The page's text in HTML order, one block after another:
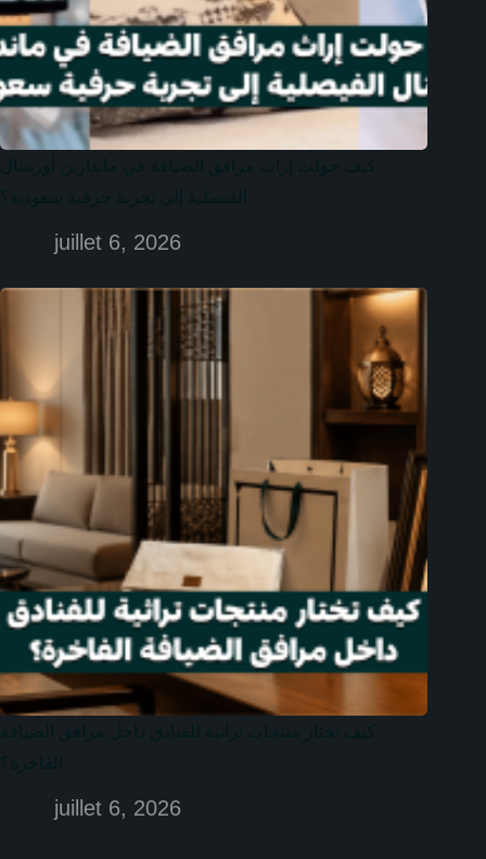
juillet 6, 2026
juillet 6, 2026